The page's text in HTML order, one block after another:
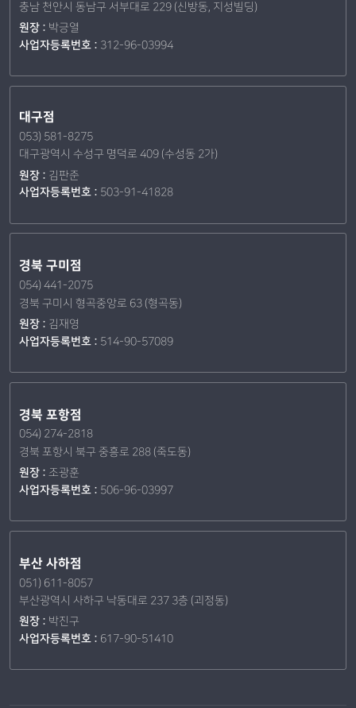
충남 천안시 동남구 서부대로 229 (신방동, 지성빌딩)
원장 : 박긍열
사업자등록번호 : 312-96-03994
대구점
053) 581-8275
대구광역시 수성구 명덕로 409 (수성동 2가)
원장 : 김판준
사업자등록번호 : 503-91-41828
경북 구미점
054) 441-2075
경북 구미시 형곡중앙로 63 (형곡동)
원장 : 김재영
사업자등록번호 : 514-90-57089
경북 포항점
054) 274-2818
경북 포항시 북구 중흥로 288 (죽도동)
원장 :조광훈
사업자등록번호 : 506-96-03997
부산 사하점
051) 611-8057
부산광역시 사하구 낙동대로 237 3층 (괴정동)
원장 : 박진구
사업자등록번호 : 617-90-51410